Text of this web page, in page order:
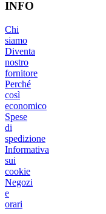
INFO
Chi
siamo
Diventa
nostro
fornitore
Perché
così
economico
Spese
di
spedizione
Informativa
sui
cookie
Negozi
e
orari